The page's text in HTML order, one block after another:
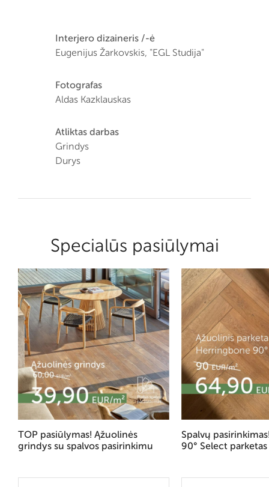
Interjero dizaineris /-ė
Eugenijus Žarkovskis, "EGL Studija"
Fotografas
Aldas Kazklauskas
Atliktas darbas
Grindys
Durys
Specialūs pasiūlymai
TOP pasiūlymas! Ąžuolinės
grindys su spalvos pasirinkimu
Spalvų
90° Select parketas